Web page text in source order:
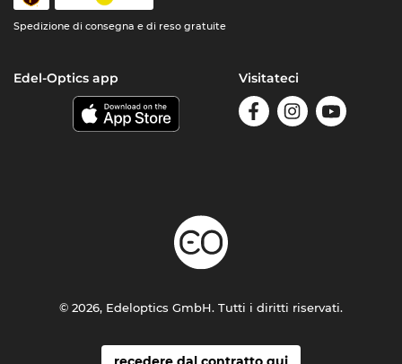
Spedizione di consegna e di reso gratuite
Edel-Optics app Visitateci
© 2026, Edeloptics GmbH. Tutti i diritti riservati.